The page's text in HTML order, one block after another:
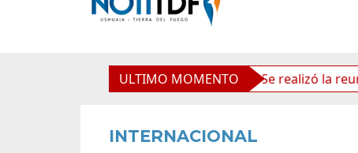
ULTIMO MOMENTO
por «ficha limpia» Se realizó la reunión de
INTERNACIONAL